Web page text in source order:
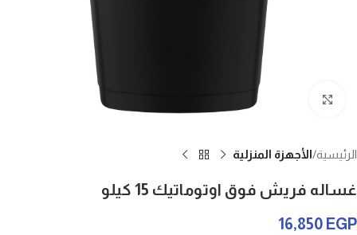
Click to enlarge
الرئيسية الأجهزة المنزلية
غساله فريش فوق اوتوماتيك 15 كيلو
16,850 EGP